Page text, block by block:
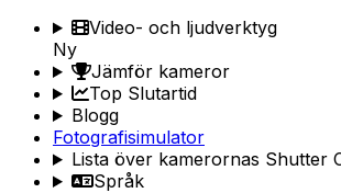
Video- och ljudverktyg
Ny
Jämför kameror
Top Slutartid
Blogg
Fotografisimulator
Lista över kamerornas Shutter
Språk